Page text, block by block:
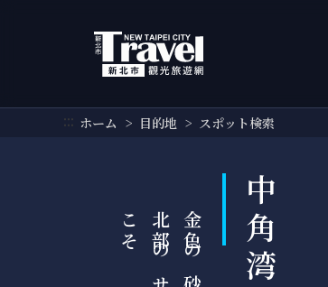
::: ホーム 目的地 スポット検索
中角湾
そ